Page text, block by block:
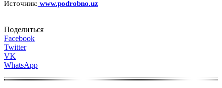
Источник: www.podrobno.uz
Поделиться
Facebook
Twitter
VK
WhatsApp